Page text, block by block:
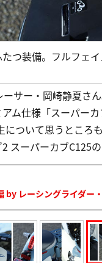
つ装備。フルフェイ
サー・岡崎静夏さ
ム仕様「スーパー
ついて思うところ
スーパーカブC125
by レーシングライダー